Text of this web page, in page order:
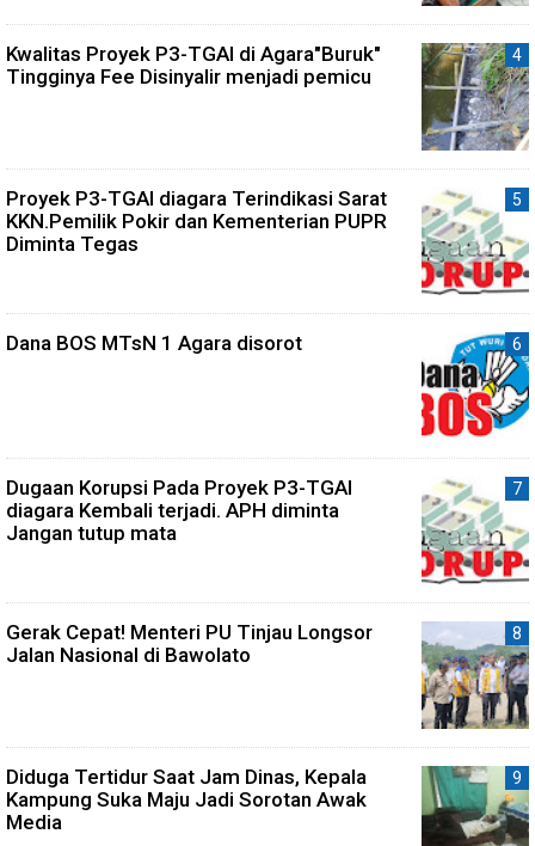
Kwalitas Proyek P3-TGAI di Agara"Buruk"
Tingginya Fee Disinyalir menjadi pemicu
Proyek P3-TGAI diagara Terindikasi Sarat
KKN.Pemilik Pokir dan Kementerian PUPR
Diminta Tegas
Dana BOS MTsN 1 Agara disorot
Dugaan Korupsi Pada Proyek P3-TGAI
diagara Kembali terjadi. APH diminta
Jangan tutup mata
Gerak Cepat! Menteri PU Tinjau Longsor
Jalan Nasional di Bawolato
Diduga Tertidur Saat Jam Dinas, Kepala
Kampung Suka Maju Jadi Sorotan Awak
Media